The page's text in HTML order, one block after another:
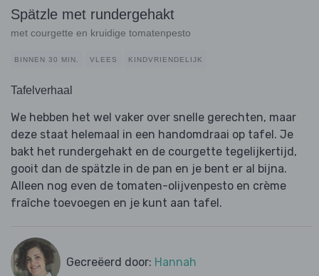
Spätzle met rundergehakt
met courgette en kruidige tomatenpesto
BINNEN 30 MIN. VLEES KINDVRIENDELIJK
Tafelverhaal
We hebben het wel vaker over snelle gerechten, maar
deze staat helemaal in een handomdraai op tafel. Je
bakt het rundergehakt en de courgette tegelijkertijd,
gooit dan de spätzle in de pan en je bent er al bijna.
Alleen nog even de tomaten-olijvenpesto en crème
fraîche toevoegen en je kunt aan tafel.
Gecreëerd door: Hannah